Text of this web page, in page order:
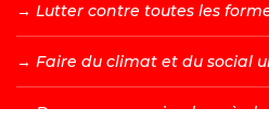
→ Lutter contre toutes les
→ Faire du climat et du social
→ Donner une vraie place à